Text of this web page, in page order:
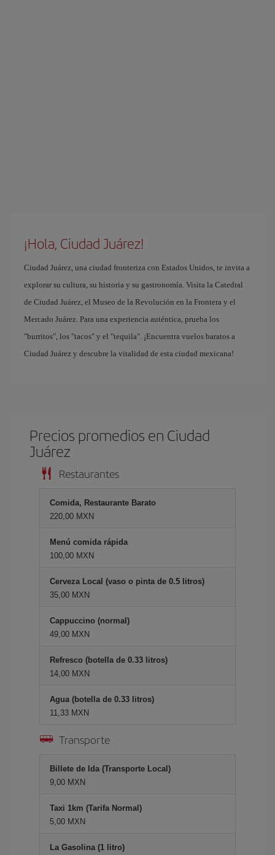
¡Hola, Ciudad Juárez!
Ciudad Juárez, una ciudad fronteriza con Estados Unidos, te invita a
explorar su cultura, su historia y su gastronomía. Visita la Catedral
de Ciudad Juárez, el Museo de la Revolución en la Frontera y el
Mercado Juárez. Para una experiencia auténtica, prueba los
"burritos", los "tacos" y el "tequila". ¡Encuentra vuelos baratos a
Ciudad Juárez y descubre la vitalidad de esta ciudad mexicana!
Precios promedios en Ciudad
Juárez
Restaurantes
Comida, Restaurante Barato
220,00 MXN
Menú comida rápida
100,00 MXN
Cerveza Local (vaso o pinta de 0.5 litros)
35,00 MXN
Cappuccino (normal)
49,00 MXN
Refresco (botella de 0.33 litros)
14,00 MXN
Agua (botella de 0.33 litros)
11,33 MXN
Transporte
Billete de Ida (Transporte Local)
9,00 MXN
Taxi 1km (Tarifa Normal)
5,00 MXN
La Gasolina (1 litro)